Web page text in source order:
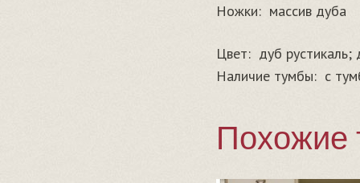
Ножки: массив дуба
Цвет: дуб рустикаль;
Наличие тумбы: с
Похожие